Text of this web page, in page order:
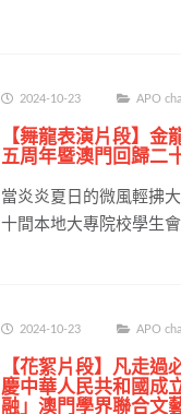
2024-10-23 APO
【舞龍表演片段】
五周年暨澳門回歸二
當炎炎夏日的微風輕拂
十間本地大專院校學生
2024-10-23 APO
【花絮片段】凡走
慶中華人民共和國成
融」澳門學界聯合文